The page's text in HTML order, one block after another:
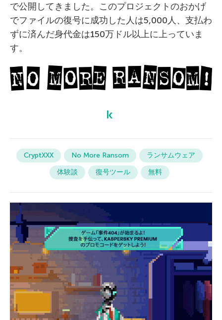
で公開してきました。このプロジェクトのおかげ
でファイルの復号に成功した人は5,000人、支払わ
ずに済んだ身代金は150万ドル以上に上っていま
す。
CryptXXX No More Ransom
ランサムウェア
体験談
復号ツール 無料